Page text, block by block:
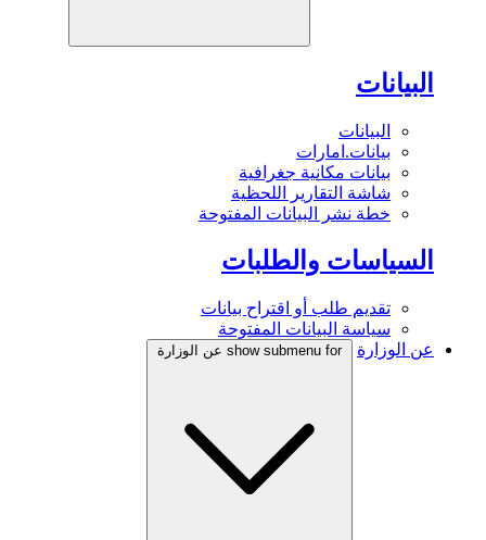
البيانات
البيانات
بيانات.امارات
بيانات مكانية جغرافية
شاشة التقارير اللحظية
خطة نشر البيانات المفتوحة
السياسات والطلبات
تقديم طلب أو اقتراح بيانات
سياسة البيانات المفتوحة
عن الوزارة
show submenu for عن الوزارة